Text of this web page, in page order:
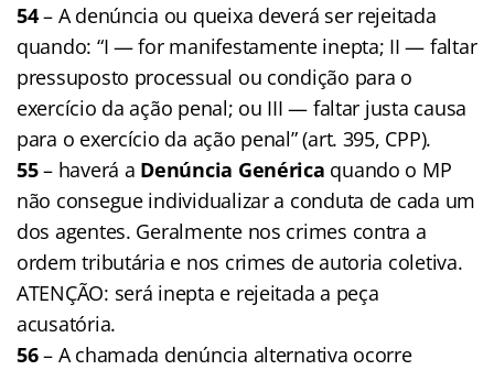
54– A denúncia ou queixa deverá ser rejeitada
quando: “I — for manifestamente inepta; II — faltar
pressuposto processual ou condição para o
exercício da ação penal; ou III — faltar justa causa
para o exercício da ação penal” (art. 395, CPP).
55– haverá a Denúncia Genérica quando o MP
não consegue individualizar a conduta de cada um
dos agentes. Geralmente nos crimes contra a
ordem tributária e nos crimes de autoria coletiva.
ATENÇÃO: será inepta e rejeitada a peça
acusatória.
56– A chamada denúncia alternativa ocorre